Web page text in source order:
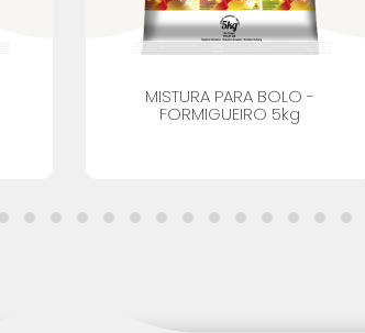
MISTURA PARA BOLO -
FORMIGUEIRO 5kg